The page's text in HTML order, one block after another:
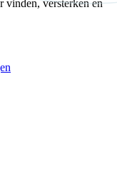
vinden, versterken en